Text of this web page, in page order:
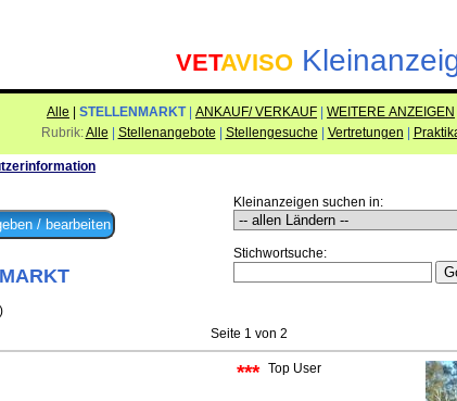
VETAVISO
Alle STELLENMARKT| ANKAUF/ VERKAUF
WEITERE ANZEIGEN
Rubrik:Alle Stellenangebote Stellengesuche Vertretungen
Kleinanzeigen suchen in:
Stichwortsuche:
Seite 1 von 2
*** Top User